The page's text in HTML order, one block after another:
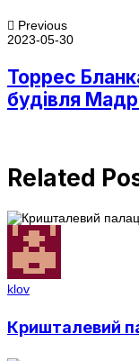
Previous
2023-05-30
Торрес
будівля
Related
klov
Кришталевий